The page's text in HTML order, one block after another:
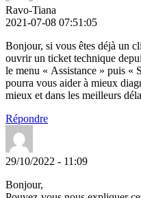
Ravo-Tiana
2021-07-08 07:51:05
Bonjour, si vous êtes déjà un
ouvrir un ticket technique
le menu « Assistance » puis «
pourra vous aider à mieux
mieux et dans les meilleurs
Répondre
29/10/2022 - 11:09
Bonjour,